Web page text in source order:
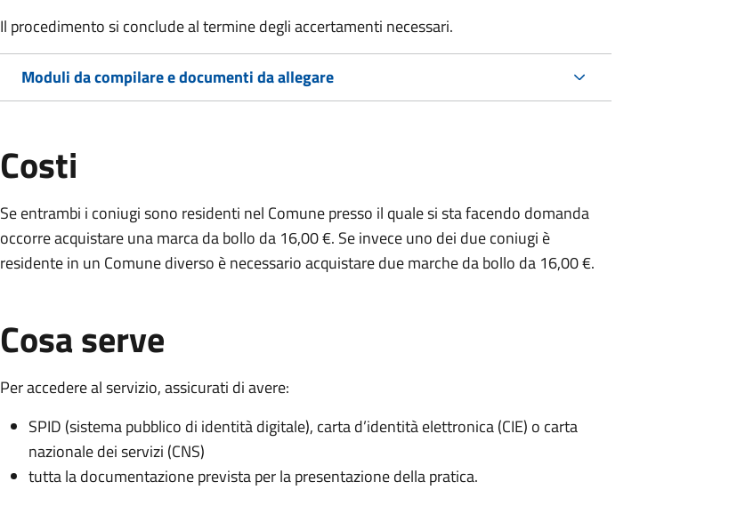
Il procedimento si conclude al termine degli accertamenti necessari.
Moduli da compilare e documenti da allegare
Costi
Se entrambi i coniugi sono residenti nel Comune presso il quale si sta facendo domanda
occorre acquistare una marca da bollo da 16,00 €. Se invece uno dei due coniugi è
residente in un Comune diverso è necessario acquistare due marche da bollo da 16,00 €.
Cosa serve
Per accedere al servizio, assicurati di avere:
SPID (sistema pubblico di identità digitale), carta d’identità elettronica (CIE) o carta
nazionale dei servizi (CNS)
tutta la documentazione prevista per la presentazione della pratica.